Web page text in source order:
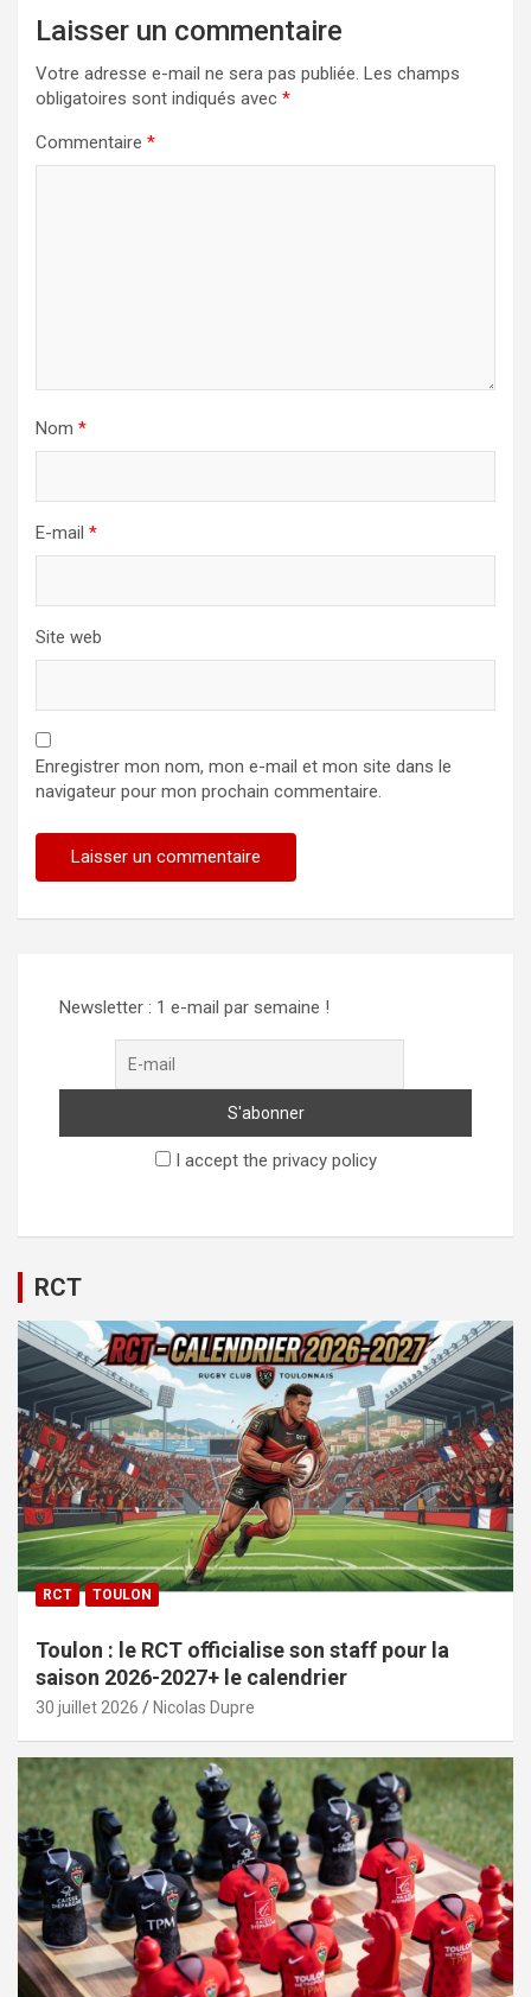
Laisser un commentaire
Votre adresse e-mail ne sera pas publiée. Les champs
obligatoires sont indiqués avec *
Commentaire *
Nom *
E-mail *
Site web
Enregistrer mon nom, mon e-mail et mon site dans le
navigateur pour mon prochain commentaire.
Newsletter : 1 e-mail par semaine !
I accept the privacy policy
RCT
RCT TOULON
Toulon : le RCT officialise son staff pour la
saison 2026-2027+ le calendrier
30 juillet 2026 Nicolas Dupre